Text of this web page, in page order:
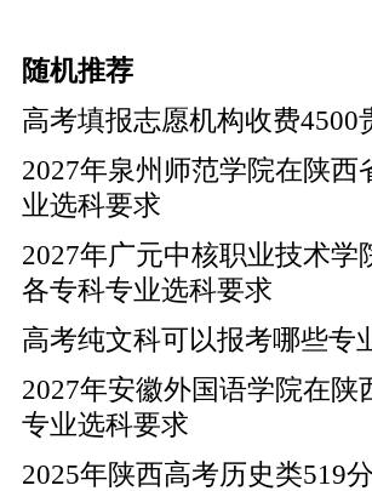
随机推荐
高考填报志愿机构收费4500
2027年泉州师范学院在陕西
业选科要求
2027年广元中核职业技术学
各专科专业选科要求
高考纯文科可以报考哪些专
2027年安徽外国语学院在陕
专业选科要求
2025年陕西高考历史类519